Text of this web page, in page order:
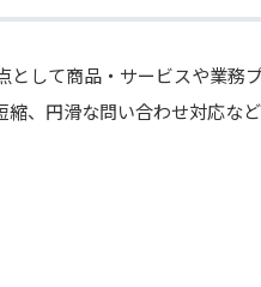
として商品・サービスや業務
縮、円滑な問い合わせ対応など